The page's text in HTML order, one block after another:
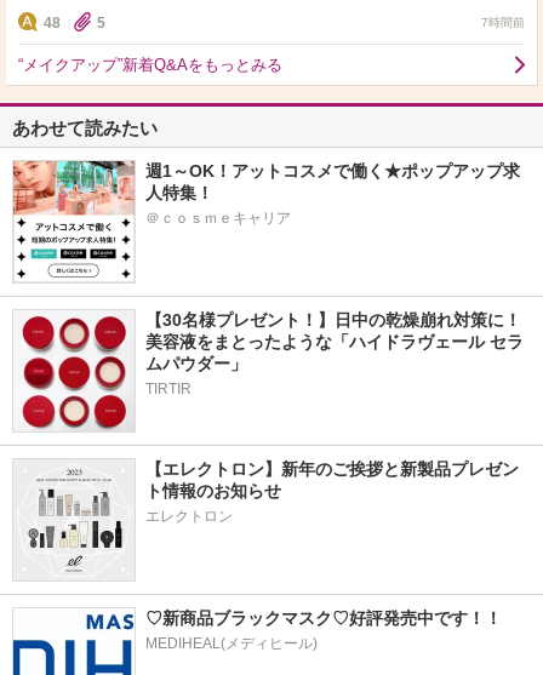
なってるのは以下の4つです。 ・Dior ディ…
48 5 7時間前
“メイクアップ”新着Q&Aをもっとみる
あわせて読みたい
週1～OK！アットコスメで働く★ポップアップ求
人特集！
＠ｃｏｓｍｅキャリア
【30名様プレゼント！】日中の乾燥崩れ対策に！
美容液をまとったような「ハイドラヴェール セラ
ムパウダー」
TIRTIR
【エレクトロン】新年のご挨拶と新製品プレゼン
ト情報のお知らせ
エレクトロン
♡新商品ブラックマスク♡好評発売中です！！
MEDIHEAL(メディヒール)